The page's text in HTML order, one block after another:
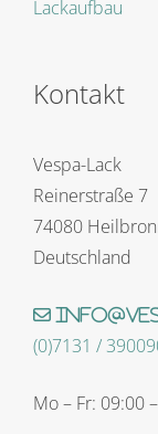
Lackaufbau
Kontakt
Vespa-Lack
Reinerstraße 7
74080
Deutschland
(0)7131 /
Mo – Fr: 09:00